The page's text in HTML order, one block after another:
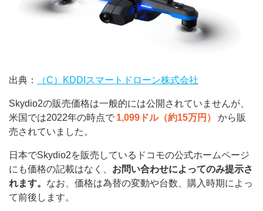
出典： （C）KDDIスマートドローン株式会社
Skydio2の販売価格は一般的には公開されていませんが、
米国では2022年の時点で 1,099ドル（約15万円）
から販
売されていました。
日本でSkydio2を販売しているドコモの公式ホームページ
にも価格の記載はなく、 お問い合わせによってのみ提示さ
れます。 なお、価格は為替の変動や台数、購入時期によっ
て前後します。